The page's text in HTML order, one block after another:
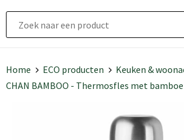
Home ECO producten
Keuken &
CHAN BAMBOO - Thermosfles met bamboe